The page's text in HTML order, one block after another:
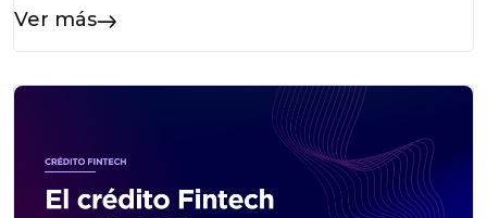
podrán acceder al certificado de forma rápida desde
esta página o consultarlo también en nuestra Wiki,
donde encontrarán siempre la versión vigente....
Ver más